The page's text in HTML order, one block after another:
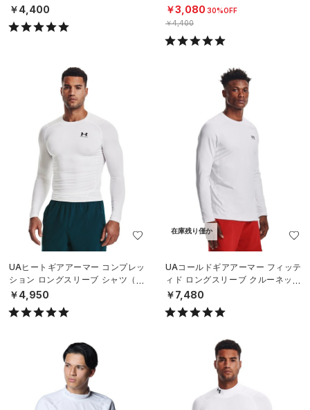
（トレーニング/MEN）
￥4,400
（トレーニング/MEN）
￥3,080 30%OFF
￥4,400
UAヒートギアアーマー コンプレッ
ション ロングスリーブ シャツ（ト
レーニング/MEN）
￥4,950
在庫残り僅か
UAコールドギアアーマー フィッテ
ィド ロングスリーブ クルーネック
シャツ（トレーニング/MEN）
￥7,480